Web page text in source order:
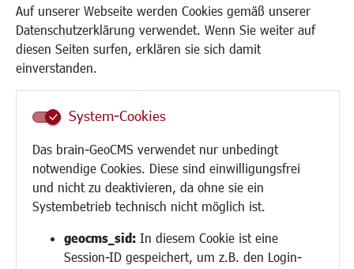
Auf unserer Webseite werden Cookies gemäß unserer
Datenschutzerklärung verwendet. Wenn Sie weiter auf
diesen Seiten surfen, erklären sie sich damit
einverstanden.
System-Cookies
Das brain-GeoCMS verwendet nur unbedingt
notwendige Cookies. Diese sind einwilligungsfrei
und nicht zu deaktivieren, da ohne sie ein
Systembetrieb technisch nicht möglich ist.
geocms_sid: In diesem Cookie ist eine
Session-ID gespeichert, um z.B. den Login-
Institutionen für Familien
Frauen
Senioren/Haltestelle
Inklusion
Schule
Migration und Zusammenleben
Ukrainehilfe
Hilfe für Geflüchtete
Religion
Bauen/Umwelt/Mobilität
Bebauungsplanung